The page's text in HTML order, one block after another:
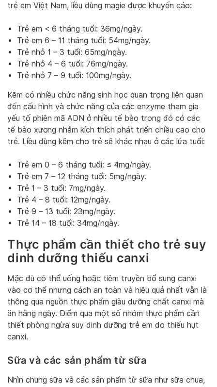
trẻ em Việt Nam, liều dùng magie được khuyến cáo:
Trẻ em < 6 tháng tuổi: 36mg/ngày.
Trẻ em 6 – 11 tháng tuổi: 54mg/ngày.
Trẻ nhỏ 1 – 3 tuổi: 65mg/ngày.
Trẻ nhỏ 4 – 6 tuổi: 76mg/ngày.
Trẻ nhỏ 7 – 9 tuổi: 100mg/ngày.
Kẽm có nhiều chức năng sinh học quan trọng liên quan
đến cấu hình và chức năng của các enzyme tham gia
yếu tố phiên mã ADN ở nhiều tế bào trong đó có các
tế bào xương nhằm kích thích phát triển chiều cao cho
trẻ. Liều dùng kẽm cho trẻ sẽ khác nhau ở các lứa tuổi:
Trẻ em 0 – 6 tháng tuổi: ≤ 4mg/ngày.
Trẻ em 7 – 12 tháng tuổi: 5mg/ngày.
Trẻ 1 – 3 tuổi: 7mg/ngày.
Trẻ 4 – 8 tuổi: 12mg/ngày.
Trẻ 9 – 13 tuổi: 23mg/ngày.
Trẻ 14 – 18 tuổi: 34mg/ngày.
Thực phẩm cần thiết cho trẻ suy
dinh dưỡng thiếu canxi
Mặc dù có thể uống hoặc tiêm truyền bổ sung canxi
vào cơ thể nhưng cách an toàn và hiệu quả nhất vẫn là
thông qua nguồn thực phẩm giàu dưỡng chất canxi mà
ăn hằng ngày. Điểm qua một số nhóm thực phẩm cần
thiết phòng ngừa suy dinh dưỡng trẻ em do thiếu hụt
canxi.
Sữa và các sản phẩm từ sữa
Nhìn chung sữa và các sản phẩm từ sữa như sữa chua,